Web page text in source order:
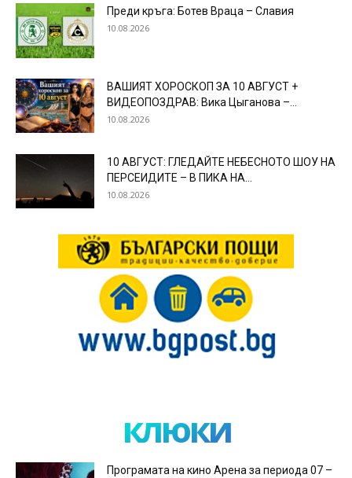
Преди кръга: Ботев Враца – Славия
10.08.2026
ВАШИЯТ ХОРОСКОП ЗА 10 АВГУСТ +
ВИДЕОПОЗДРАВ: Вика Цыганова –...
10.08.2026
10 АВГУСТ: ГЛЕДАЙТЕ НЕБЕСНОТО ШОУ НА
ПЕРСЕИДИТЕ – В ПИКА НА...
10.08.2026
клюки
Програмата на кино Арена за периода 07 –